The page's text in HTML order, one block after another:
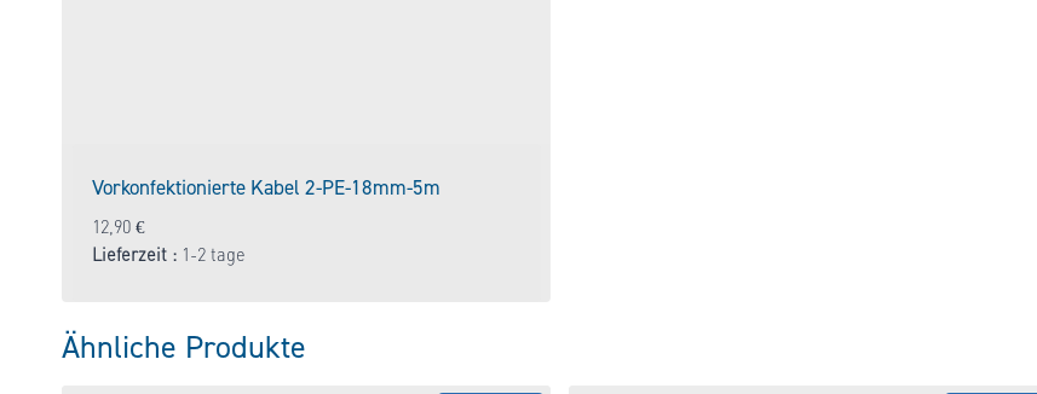
Vorkonfektionierte Kabel 2-PE-18mm-5m
12,90 €
Lieferzeit : 1-2 tage
Ähnliche Produkte